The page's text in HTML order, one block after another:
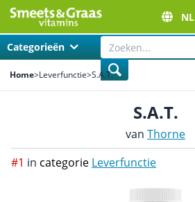
NL
Categorieën
Home>Leverfunctie>S.A.T.
S.A.T.
van Thorne
#1 in categorie Leverfunctie